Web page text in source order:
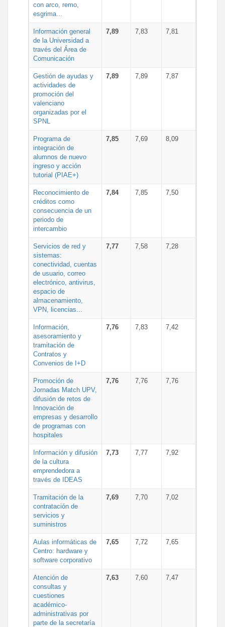
con arco, remo,
esgrima...
Información general
de la Universidad a
través del Área de
Comunicación
7,89 7,83 7,81
Gestión de ayudas y
actividades de
promoción del
valenciano
organizadas por el
SPNL
7,89 7,89 7,87
Programa de
integración de
alumnos de nuevo
ingreso y acción
tutorial (PIAE+)
7,85 7,69 8,09
Reconocimiento de
créditos como
consecuencia de un
periodo de
intercambio
7,84 7,85 7,50
Servicios de red y
sistemas:
conectividad, cuentas
de usuario, correo
electrónico, antivirus,
espacio de
almacenamiento,
VPN, licencias...
7,77 7,58 7,28
Información,
asesoramiento y
tramitación de
Contratos y
Convenios de I+D
7,76 7,83 7,42
Promoción de
Jornadas Match UPV,
difusión de retos de
Innovación de
empresas y desarrollo
de programas con
hospitales
7,76 7,76 7,76
Información y difusión
de la cultura
emprendedora a
través de IDEAS
7,73 7,77 7,92
Tramitación de la
contratación de
servicios y
suministros
7,69 7,70 7,02
Aulas informáticas de
Centro: hardware y
software corporativo
7,65 7,72 7,65
Atención de
consultas y
cuestiones
académico-
administrativas por
parte de la secretaría
7,63 7,60 7,47